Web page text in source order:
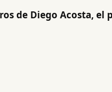
de Diego Acosta,